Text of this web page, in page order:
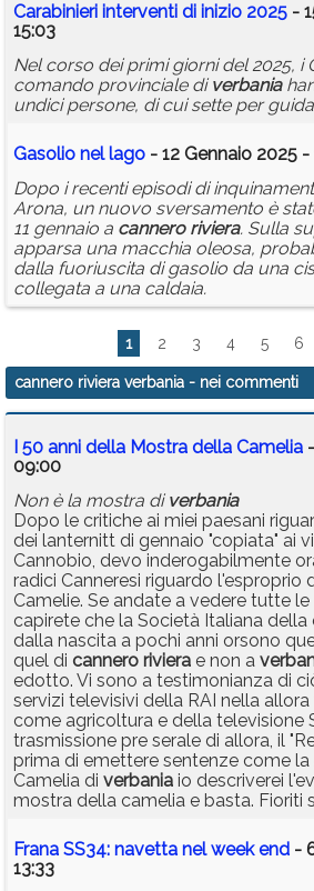
Carabinieri interventi di inizio 2025 -
15:03
Nel corso dei primi giorni del 2025, i
comando provinciale di verbania
undici persone, di cui sette per
Gasolio nel lago - 12 Gennaio 2025 -
Dopo i recenti episodi di
Arona, un nuovo sversamento è
11 gennaio a cannero riviera. Sulla
apparsa una macchia oleosa,
dalla fuoriuscita di gasolio da una
collegata a una caldaia.
1 2 3 4 5 6
cannero riviera verbania - nei commenti
I 50 anni della Mostra della Camelia
09:00
Non è la mostra di verbania
Dopo le critiche ai miei paesani
dei lanternitt di gennaio "copiata" ai
Cannobio, devo inderogabilmente
radici Canneresi riguardo l'esproprio
Camelie. Se andate a vedere tutte
capirete che la Società Italiana
dalla nascita a pochi anni orsono
quel di cannero riviera e non a
edotto. Vi sono a testimonianza di
servizi televisivi della RAI nella
come agricoltura e della televisione
trasmissione pre serale di allora, il
prima di emettere sentenze come la
Camelia di verbania io descriverei
mostra della camelia e basta. Fioriti
Frana SS34: navetta nel week end -
13:33